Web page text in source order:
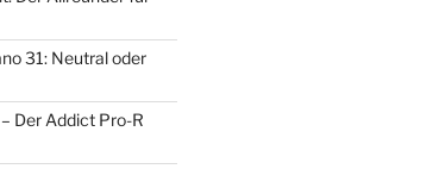
31: Neutral oder
Der Addict Pro-R